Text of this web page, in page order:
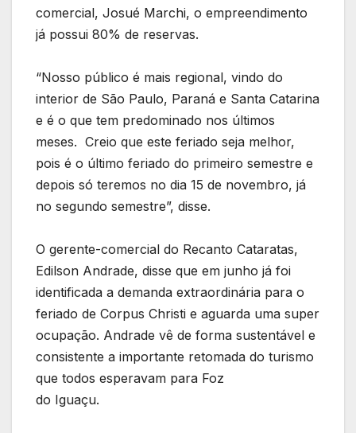
comercial, Josué Marchi, o empreendimento
já possui 80% de reservas.
“Nosso público é mais regional, vindo do
interior de São Paulo, Paraná e Santa Catarina
e é o que tem predominado nos últimos
meses. Creio que este feriado seja melhor,
pois é o último feriado do primeiro semestre e
depois só teremos no dia 15 de novembro, já
no segundo semestre”, disse.
O gerente-comercial do Recanto Cataratas,
Edilson Andrade, disse que em junho já foi
identificada a demanda extraordinária para o
feriado de Corpus Christi e aguarda uma super
ocupação. Andrade vê de forma sustentável e
consistente a importante retomada do turismo
que todos esperavam para Foz
do Iguaçu.